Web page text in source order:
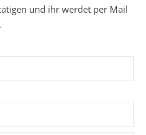
und ihr werdet per Mail